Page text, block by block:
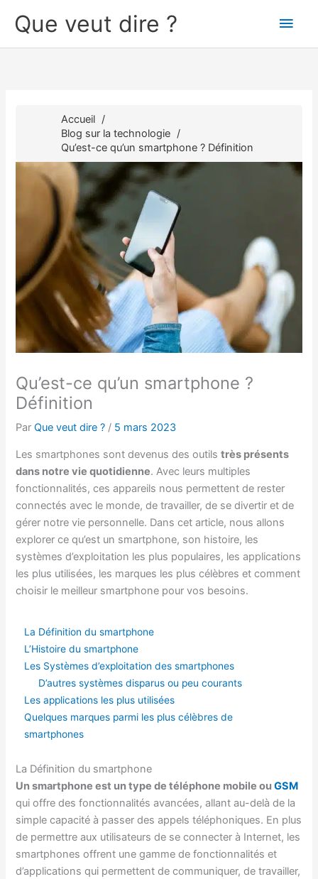
Que veut dire ?
Accueil
Blog sur la technologie
Qu’est-ce qu’un smartphone ? Définition
Qu’est-ce qu’un smartphone ?
Définition
ParQue veut dire ? / 5 mars 2023
Les smartphones sont devenus des outilstrès présents
dans notre vie quotidienne. Avec leurs multiples
fonctionnalités, ces appareils nous permettent de rester
connectés avec le monde, de travailler, de se divertir et de
gérer notre vie personnelle. Dans cet article, nous allons
explorer ce qu’est un smartphone, son histoire, les
systèmes d’exploitation les plus populaires, les applications
les plus utilisées, les marques les plus célèbres et comment
choisir le meilleur smartphone pour vos besoins.
La Définition du smartphone
L’Histoire du smartphone
Les Systèmes d’exploitation des smartphones
D’autres systèmes disparus ou peu courants
Les applications les plus utilisées
Quelques marques parmi les plus célèbres de
smartphones
La Définition du smartphone
Un smartphone est un type de téléphone mobile ouGSM
qui offre des fonctionnalités avancées, allant au-delà de la
simple capacité à passer des appels téléphoniques. En plus
de permettre aux utilisateurs de se connecter à Internet, les
smartphones offrent une gamme de fonctionnalités et
d’applications qui permettent de communiquer, de travailler,